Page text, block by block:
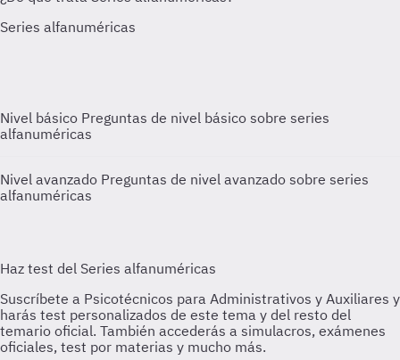
Nivel básico Preguntas de nivel básico sobre series
alfanuméricas
Nivel avanzado Preguntas de nivel avanzado sobre series
alfanuméricas